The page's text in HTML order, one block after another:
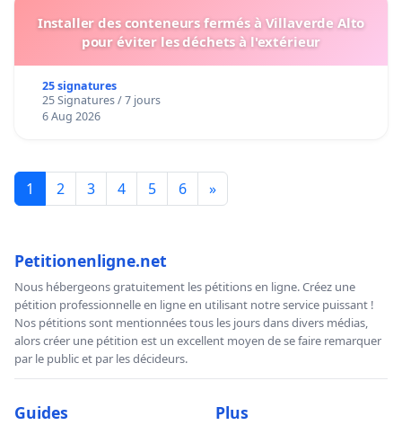
Installer des conteneurs fermés à Villaverde Alto
pour éviter les déchets à l'extérieur
25 signatures
25 Signatures / 7 jours
6 Aug 2026
1 2 3 4 5 6 »
Petitionenligne.net
Nous hébergeons gratuitement les pétitions en ligne. Créez une
pétition professionnelle en ligne en utilisant notre service puissant !
Nos pétitions sont mentionnées tous les jours dans divers médias,
alors créer une pétition est un excellent moyen de se faire remarquer
par le public et par les décideurs.
Guides Plus